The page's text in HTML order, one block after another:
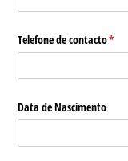
Telefone de contacto*
Data de Nascimento